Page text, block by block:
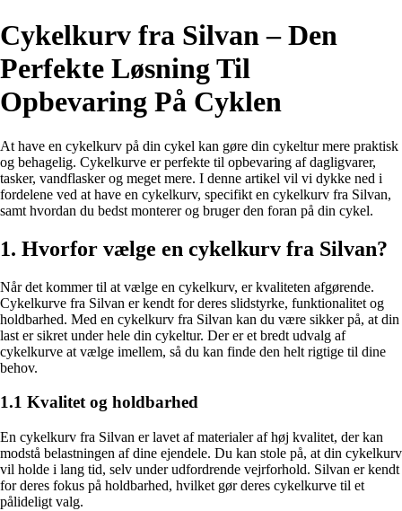
Cykelkurv fra Silvan – Den
Perfekte Løsning Til
Opbevaring På Cyklen
At have en cykelkurv på din cykel kan gøre din cykeltur mere praktisk
og behagelig. Cykelkurve er perfekte til opbevaring af dagligvarer,
tasker, vandflasker og meget mere. I denne artikel vil vi dykke ned i
fordelene ved at have en cykelkurv, specifikt en cykelkurv fra Silvan,
samt hvordan du bedst monterer og bruger den foran på din cykel.
1. Hvorfor vælge en cykelkurv fra Silvan?
Når det kommer til at vælge en cykelkurv, er kvaliteten afgørende.
Cykelkurve fra Silvan er kendt for deres slidstyrke, funktionalitet og
holdbarhed. Med en cykelkurv fra Silvan kan du være sikker på, at din
last er sikret under hele din cykeltur. Der er et bredt udvalg af
cykelkurve at vælge imellem, så du kan finde den helt rigtige til dine
behov.
1.1 Kvalitet og holdbarhed
En cykelkurv fra Silvan er lavet af materialer af høj kvalitet, der kan
modstå belastningen af dine ejendele. Du kan stole på, at din cykelkurv
vil holde i lang tid, selv under udfordrende vejrforhold. Silvan er kendt
for deres fokus på holdbarhed, hvilket gør deres cykelkurve til et
pålideligt valg.